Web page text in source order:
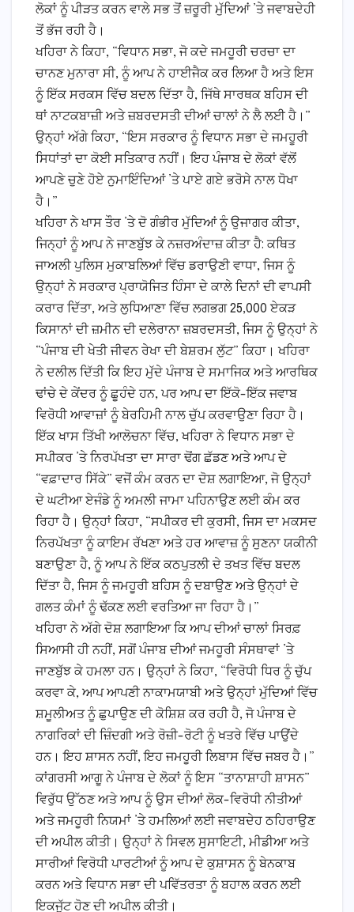
ਲੋਕਾਂ ਨੂੰ ਪੀੜਤ ਕਰਨ ਵਾਲੇ ਸਭ ਤੋਂ ਜ਼ਰੂਰੀ ਮੁੱਦਿਆਂ ’ਤੇ ਜਵਾਬਦੇਹੀ
ਤੋਂ ਭੱਜ ਰਹੀ ਹੈ।
ਖਹਿਰਾ ਨੇ ਕਿਹਾ, “ਵਿਧਾਨ ਸਭਾ, ਜੋ ਕਦੇ ਜਮਹੂਰੀ ਚਰਚਾ ਦਾ
ਚਾਨਣ ਮੁਨਾਰਾ ਸੀ, ਨੂੰ ਆਪ ਨੇ ਹਾਈਜੈਕ ਕਰ ਲਿਆ ਹੈ ਅਤੇ ਇਸ
ਨੂੰ ਇੱਕ ਸਰਕਸ ਵਿੱਚ ਬਦਲ ਦਿੱਤਾ ਹੈ, ਜਿੱਥੇ ਸਾਰਥਕ ਬਹਿਸ ਦੀ
ਥਾਂ ਨਾਟਕਬਾਜ਼ੀ ਅਤੇ ਜ਼ਬਰਦਸਤੀ ਦੀਆਂ ਚਾਲਾਂ ਨੇ ਲੈ ਲਈ ਹੈ।”
ਉਨ੍ਹਾਂ ਅੱਗੇ ਕਿਹਾ, “ਇਸ ਸਰਕਾਰ ਨੂੰ ਵਿਧਾਨ ਸਭਾ ਦੇ ਜਮਹੂਰੀ
ਸਿਧਾਂਤਾਂ ਦਾ ਕੋਈ ਸਤਿਕਾਰ ਨਹੀਂ। ਇਹ ਪੰਜਾਬ ਦੇ ਲੋਕਾਂ ਵੱਲੋਂ
ਆਪਣੇ ਚੁਣੇ ਹੋਏ ਨੁਮਾਇੰਦਿਆਂ ’ਤੇ ਪਾਏ ਗਏ ਭਰੋਸੇ ਨਾਲ ਧੋਖਾ
ਹੈ।”
ਖਹਿਰਾ ਨੇ ਖਾਸ ਤੌਰ ’ਤੇ ਦੋ ਗੰਭੀਰ ਮੁੱਦਿਆਂ ਨੂੰ ਉਜਾਗਰ ਕੀਤਾ,
ਜਿਨ੍ਹਾਂ ਨੂੰ ਆਪ ਨੇ ਜਾਣਬੁੱਝ ਕੇ ਨਜ਼ਰਅੰਦਾਜ਼ ਕੀਤਾ ਹੈ: ਕਥਿਤ
ਜਾਅਲੀ ਪੁਲਿਸ ਮੁਕਾਬਲਿਆਂ ਵਿੱਚ ਡਰਾਉਣੀ ਵਾਧਾ, ਜਿਸ ਨੂੰ
ਉਨ੍ਹਾਂ ਨੇ ਸਰਕਾਰ ਪ੍ਰਾਯੋਜਿਤ ਹਿੰਸਾ ਦੇ ਕਾਲੇ ਦਿਨਾਂ ਦੀ ਵਾਪਸੀ
ਕਰਾਰ ਦਿੱਤਾ, ਅਤੇ ਲੁਧਿਆਣਾ ਵਿੱਚ ਲਗਭਗ 25,000 ਏਕੜ
ਕਿਸਾਨਾਂ ਦੀ ਜ਼ਮੀਨ ਦੀ ਦਲੇਰਾਨਾ ਜ਼ਬਰਦਸਤੀ, ਜਿਸ ਨੂੰ ਉਨ੍ਹਾਂ ਨੇ
“ਪੰਜਾਬ ਦੀ ਖੇਤੀ ਜੀਵਨ ਰੇਖਾ ਦੀ ਬੇਸ਼ਰਮ ਲੁੱਟ” ਕਿਹਾ। ਖਹਿਰਾ
ਨੇ ਦਲੀਲ ਦਿੱਤੀ ਕਿ ਇਹ ਮੁੱਦੇ ਪੰਜਾਬ ਦੇ ਸਮਾਜਿਕ ਅਤੇ ਆਰਥਿਕ
ਢਾਂਚੇ ਦੇ ਕੇਂਦਰ ਨੂੰ ਛੂਹੰਦੇ ਹਨ, ਪਰ ਆਪ ਦਾ ਇੱਕੋ-ਇੱਕ ਜਵਾਬ
ਵਿਰੋਧੀ ਆਵਾਜ਼ਾਂ ਨੂੰ ਬੇਰਹਿਮੀ ਨਾਲ ਚੁੱਪ ਕਰਵਾਉਣਾ ਰਿਹਾ ਹੈ।
ਇੱਕ ਖਾਸ ਤਿੱਖੀ ਆਲੋਚਨਾ ਵਿੱਚ, ਖਹਿਰਾ ਨੇ ਵਿਧਾਨ ਸਭਾ ਦੇ
ਸਪੀਕਰ ’ਤੇ ਨਿਰਪੱਖਤਾ ਦਾ ਸਾਰਾ ਢੋਂਗ ਛੱਡਣ ਅਤੇ ਆਪ ਦੇ
“ਵਫ਼ਾਦਾਰ ਸਿੱਕੇ” ਵਜੋਂ ਕੰਮ ਕਰਨ ਦਾ ਦੋਸ਼ ਲਗਾਇਆ, ਜੋ ਉਨ੍ਹਾਂ
ਦੇ ਘਟੀਆ ਏਜੰਡੇ ਨੂੰ ਅਮਲੀ ਜਾਮਾ ਪਹਿਨਾਉਣ ਲਈ ਕੰਮ ਕਰ
ਰਿਹਾ ਹੈ। ਉਨ੍ਹਾਂ ਕਿਹਾ, “ਸਪੀਕਰ ਦੀ ਕੁਰਸੀ, ਜਿਸ ਦਾ ਮਕਸਦ
ਨਿਰਪੱਖਤਾ ਨੂੰ ਕਾਇਮ ਰੱਖਣਾ ਅਤੇ ਹਰ ਆਵਾਜ਼ ਨੂੰ ਸੁਣਨਾ ਯਕੀਨੀ
ਬਣਾਉਣਾ ਹੈ, ਨੂੰ ਆਪ ਨੇ ਇੱਕ ਕਠਪੁਤਲੀ ਦੇ ਤਖਤ ਵਿੱਚ ਬਦਲ
ਦਿੱਤਾ ਹੈ, ਜਿਸ ਨੂੰ ਜਮਹੂਰੀ ਬਹਿਸ ਨੂੰ ਦਬਾਉਣ ਅਤੇ ਉਨ੍ਹਾਂ ਦੇ
ਗਲਤ ਕੰਮਾਂ ਨੂੰ ਢੱਕਣ ਲਈ ਵਰਤਿਆ ਜਾ ਰਿਹਾ ਹੈ।”
ਖਹਿਰਾ ਨੇ ਅੱਗੇ ਦੋਸ਼ ਲਗਾਇਆ ਕਿ ਆਪ ਦੀਆਂ ਚਾਲਾਂ ਸਿਰਫ਼
ਸਿਆਸੀ ਹੀ ਨਹੀਂ, ਸਗੋਂ ਪੰਜਾਬ ਦੀਆਂ ਜਮਹੂਰੀ ਸੰਸਥਾਵਾਂ ’ਤੇ
ਜਾਣਬੁੱਝ ਕੇ ਹਮਲਾ ਹਨ। ਉਨ੍ਹਾਂ ਨੇ ਕਿਹਾ, “ਵਿਰੋਧੀ ਧਿਰ ਨੂੰ ਚੁੱਪ
ਕਰਵਾ ਕੇ, ਆਪ ਆਪਣੀ ਨਾਕਾਮਯਾਬੀ ਅਤੇ ਉਨ੍ਹਾਂ ਮੁੱਦਿਆਂ ਵਿੱਚ
ਸ਼ਮੂਲੀਅਤ ਨੂੰ ਛੁਪਾਉਣ ਦੀ ਕੋਸ਼ਿਸ਼ ਕਰ ਰਹੀ ਹੈ, ਜੋ ਪੰਜਾਬ ਦੇ
ਨਾਗਰਿਕਾਂ ਦੀ ਜ਼ਿੰਦਗੀ ਅਤੇ ਰੋਜ਼ੀ-ਰੋਟੀ ਨੂੰ ਖਤਰੇ ਵਿੱਚ ਪਾਉਂਦੇ
ਹਨ। ਇਹ ਸ਼ਾਸਨ ਨਹੀਂ, ਇਹ ਜਮਹੂਰੀ ਲਿਬਾਸ ਵਿੱਚ ਜਬਰ ਹੈ।”
ਕਾਂਗਰਸੀ ਆਗੂ ਨੇ ਪੰਜਾਬ ਦੇ ਲੋਕਾਂ ਨੂੰ ਇਸ “ਤਾਨਾਸ਼ਾਹੀ ਸ਼ਾਸਨ”
ਵਿਰੁੱਧ ਉੱਠਣ ਅਤੇ ਆਪ ਨੂੰ ਉਸ ਦੀਆਂ ਲੋਕ-ਵਿਰੋਧੀ ਨੀਤੀਆਂ
ਅਤੇ ਜਮਹੂਰੀ ਨਿਯਮਾਂ ’ਤੇ ਹਮਲਿਆਂ ਲਈ ਜਵਾਬਦੇਹ ਠਹਿਰਾਉਣ
ਦੀ ਅਪੀਲ ਕੀਤੀ। ਉਨ੍ਹਾਂ ਨੇ ਸਿਵਲ ਸੁਸਾਇਟੀ, ਮੀਡੀਆ ਅਤੇ
ਸਾਰੀਆਂ ਵਿਰੋਧੀ ਪਾਰਟੀਆਂ ਨੂੰ ਆਪ ਦੇ ਕੁਸ਼ਾਸਨ ਨੂੰ ਬੇਨਕਾਬ
ਕਰਨ ਅਤੇ ਵਿਧਾਨ ਸਭਾ ਦੀ ਪਵਿੱਤਰਤਾ ਨੂੰ ਬਹਾਲ ਕਰਨ ਲਈ
ਇਕਜੁੱਟ ਹੋਣ ਦੀ ਅਪੀਲ ਕੀਤੀ।